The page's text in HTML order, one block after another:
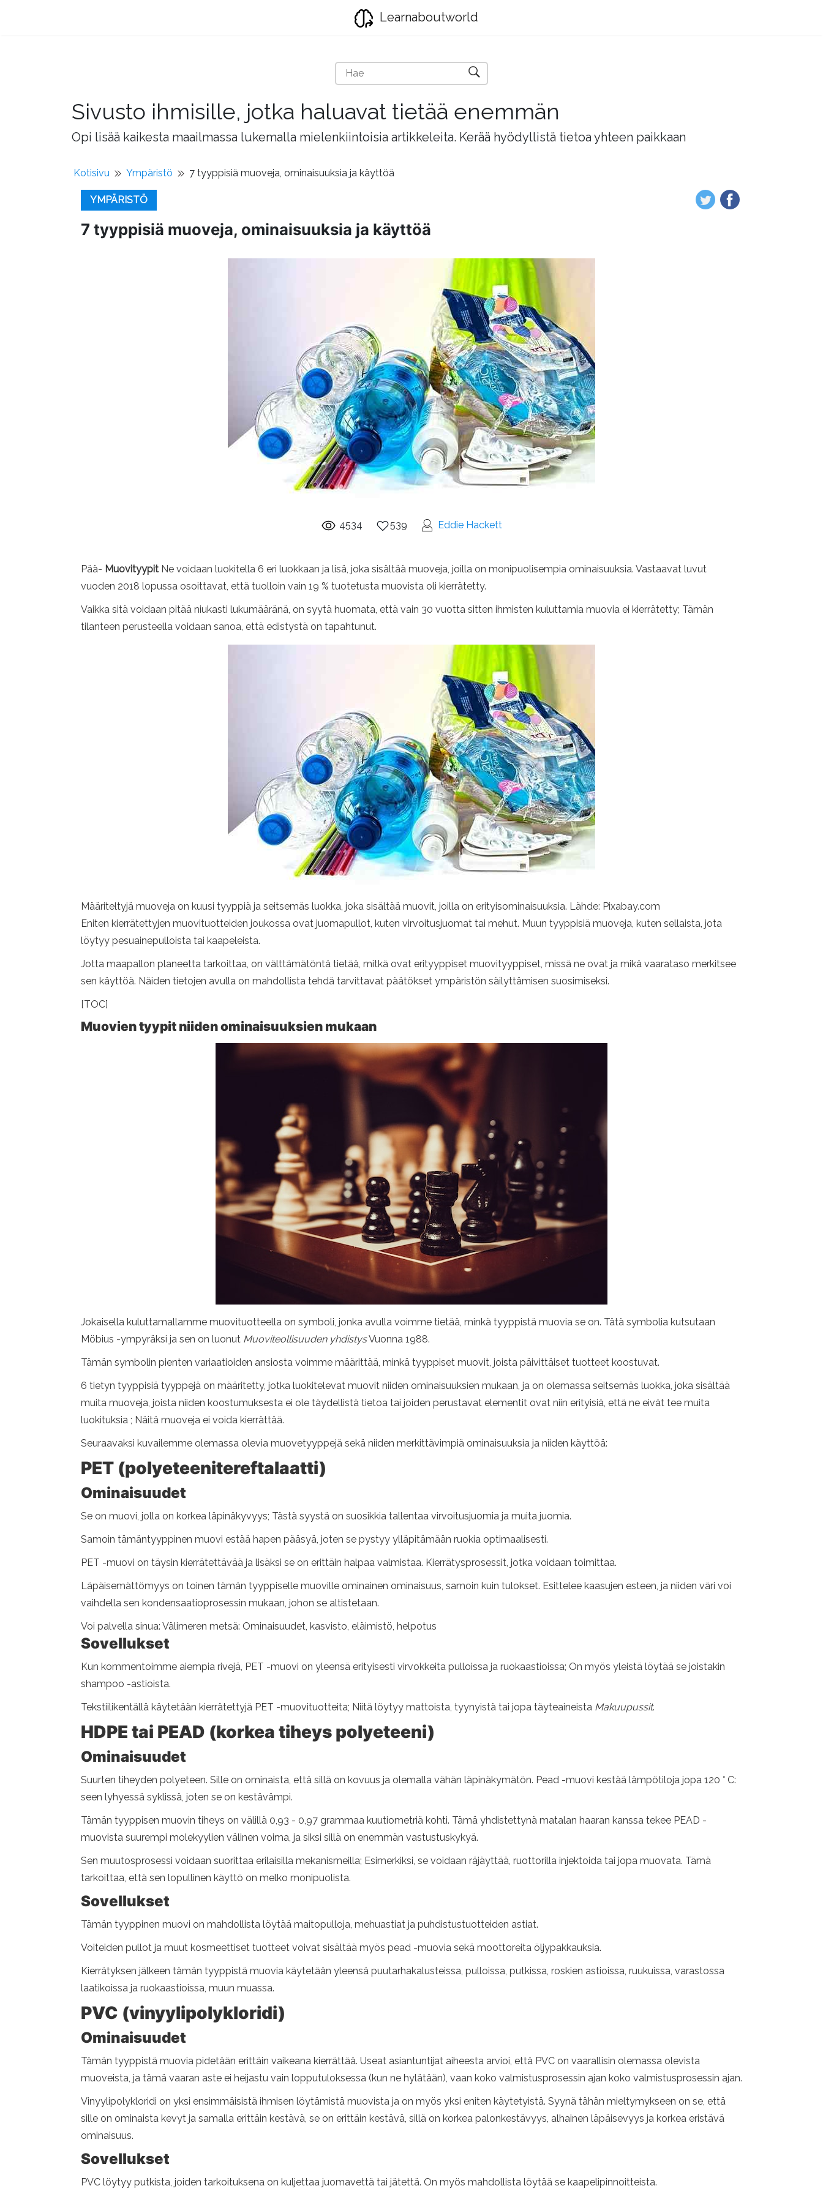
Learnaboutworld
Sivusto ihmisille, jotka haluavat tietää enemmän
Opi lisää kaikesta maailmassa lukemalla mielenkiintoisia artikkeleita. Kerää hyödyllistä tietoa yhteen paikkaan
Kotisivu Ympäristö 7 tyyppisiä muoveja, ominaisuuksia ja käyttöä
YMPÄRISTÖ
7 tyyppisiä muoveja, ominaisuuksia ja käyttöä
4534 539 Eddie Hackett
Pää- Muovityypit Ne voidaan luokitella 6 eri luokkaan ja lisä, joka sisältää muoveja, joilla on monipuolisempia ominaisuuksia. Vastaavat luvut
vuoden 2018 lopussa osoittavat, että tuolloin vain 19 % tuotetusta muovista oli kierrätetty.
Vaikka sitä voidaan pitää niukasti lukumääränä, on syytä huomata, että vain 30 vuotta sitten ihmisten kuluttamia muovia ei kierrätetty; Tämän
tilanteen perusteella voidaan sanoa, että edistystä on tapahtunut.
Määriteltyjä muoveja on kuusi tyyppiä ja seitsemäs luokka, joka sisältää muovit, joilla on erityisominaisuuksia. Lähde: Pixabay.com
Eniten kierrätettyjen muovituotteiden joukossa ovat juomapullot, kuten virvoitusjuomat tai mehut. Muun tyyppisiä muoveja, kuten sellaista, jota
löytyy pesuainepulloista tai kaapeleista.
Jotta maapallon planeetta tarkoittaa, on välttämätöntä tietää, mitkä ovat erityyppiset muovityyppiset, missä ne ovat ja mikä vaarataso merkitsee
sen käyttöä. Näiden tietojen avulla on mahdollista tehdä tarvittavat päätökset ympäristön säilyttämisen suosimiseksi.
[TOC]
Muovien tyypit niiden ominaisuuksien mukaan
Jokaisella kuluttamallamme muovituotteella on symboli, jonka avulla voimme tietää, minkä tyyppistä muovia se on. Tätä symbolia kutsutaan
Möbius -ympyräksi ja sen on luonut Muoviteollisuuden yhdistysVuonna 1988.
Tämän symbolin pienten variaatioiden ansiosta voimme määrittää, minkä tyyppiset muovit, joista päivittäiset tuotteet koostuvat.
6 tietyn tyyppisiä tyyppejä on määritetty, jotka luokitelevat muovit niiden ominaisuuksien mukaan, ja on olemassa seitsemäs luokka, joka sisältää
muita muoveja, joista niiden koostumuksesta ei ole täydellistä tietoa tai joiden perustavat elementit ovat niin erityisiä, että ne eivät tee muita
luokituksia ; Näitä muoveja ei voida kierrättää.
Seuraavaksi kuvailemme olemassa olevia muovetyyppejä sekä niiden merkittävimpiä ominaisuuksia ja niiden käyttöä:
PET (polyeteenitereftalaatti)
Ominaisuudet
Se on muovi, jolla on korkea läpinäkyvyys; Tästä syystä on suosikkia tallentaa virvoitusjuomia ja muita juomia.
Samoin tämäntyyppinen muovi estää hapen pääsyä, joten se pystyy ylläpitämään ruokia optimaalisesti.
PET -muovi on täysin kierrätettävää ja lisäksi se on erittäin halpaa valmistaa. Kierrätysprosessit, jotka voidaan toimittaa.
Läpäisemättömyys on toinen tämän tyyppiselle muoville ominainen ominaisuus, samoin kuin tulokset. Esittelee kaasujen esteen, ja niiden väri voi
vaihdella sen kondensaatioprosessin mukaan, johon se altistetaan.
Voi palvella sinua: Välimeren metsä: Ominaisuudet, kasvisto, eläimistö, helpotus
Sovellukset
Kun kommentoimme aiempia rivejä, PET -muovi on yleensä erityisesti virvokkeita pulloissa ja ruokaastioissa; On myös yleistä löytää se joistakin
shampoo -astioista.
Tekstiilikentällä käytetään kierrätettyjä PET -muovituotteita; Niitä löytyy mattoista, tyynyistä tai jopa täyteaineista Makuupussit.
HDPE tai PEAD (korkea tiheys polyeteeni)
Ominaisuudet
Suurten tiheyden polyeteen. Sille on ominaista, että sillä on kovuus ja olemalla vähän läpinäkymätön. Pead -muovi kestää lämpötiloja jopa 120 ° C:
seen lyhyessä syklissä, joten se on kestävämpi.
Tämän tyyppisen muovin tiheys on välillä 0,93 - 0,97 grammaa kuutiometriä kohti. Tämä yhdistettynä matalan haaran kanssa tekee PEAD -
muovista suurempi molekyylien välinen voima, ja siksi sillä on enemmän vastustuskykyä.
Sen muutosprosessi voidaan suorittaa erilaisilla mekanismeilla; Esimerkiksi, se voidaan räjäyttää, ruottorilla injektoida tai jopa muovata. Tämä
tarkoittaa, että sen lopullinen käyttö on melko monipuolista.
Sovellukset
Tämän tyyppinen muovi on mahdollista löytää maitopulloja, mehuastiat ja puhdistustuotteiden astiat.
Voiteiden pullot ja muut kosmeettiset tuotteet voivat sisältää myös pead -muovia sekä moottoreita öljypakkauksia.
Kierrätyksen jälkeen tämän tyyppistä muovia käytetään yleensä puutarhakalusteissa, pulloissa, putkissa, roskien astioissa, ruukuissa, varastossa
laatikoissa ja ruokaastioissa, muun muassa.
PVC (vinyylipolykloridi)
Ominaisuudet
Tämän tyyppistä muovia pidetään erittäin vaikeana kierrättää. Useat asiantuntijat aiheesta arvioi, että PVC on vaarallisin olemassa olevista
muoveista, ja tämä vaaran aste ei heijastu vain lopputuloksessa (kun ne hylätään), vaan koko valmistusprosessin ajan koko valmistusprosessin ajan.
Vinyylipolykloridi on yksi ensimmäisistä ihmisen löytämistä muovista ja on myös yksi eniten käytetyistä. Syynä tähän mieltymykseen on se, että
sille on ominaista kevyt ja samalla erittäin kestävä, se on erittäin kestävä, sillä on korkea palonkestävyys, alhainen läpäisevyys ja korkea eristävä
ominaisuus.
Sovellukset
PVC löytyy putkista, joiden tarkoituksena on kuljettaa juomavettä tai jätettä. On myös mahdollista löytää se kaapelipinnoitteista.